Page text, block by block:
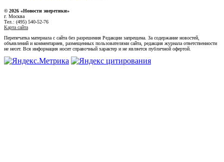
© 2026 «Новости энеретики»
г. Москва
Тел.: (495) 540-52-76
Карта сайта
Перепечатка материала с сайта без разрешения Редакции запрещена. За содержание новостей,
объявлений и комментариев, размещенных пользователями сайта, редакция журнала ответственности
не несет. Вся информация носит справочный характер и не является публичной офертой.